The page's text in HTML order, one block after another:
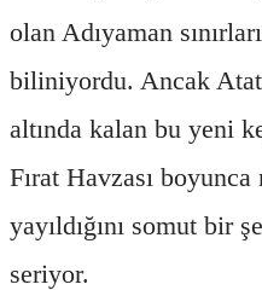
olan Adıyaman
biliniyordu. Ancak
altında kalan bu yeni
Fırat Havzası
yayıldığını somut bir
seriyor.